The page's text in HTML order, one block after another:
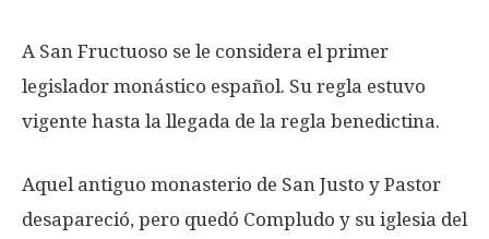
A San Fructuoso se le considera el primer
legislador monástico español. Su regla estuvo
vigente hasta la llegada de la regla benedictina.
Aquel antiguo monasterio de San Justo y Pastor
desapareció, pero quedó Compludo y su iglesia del